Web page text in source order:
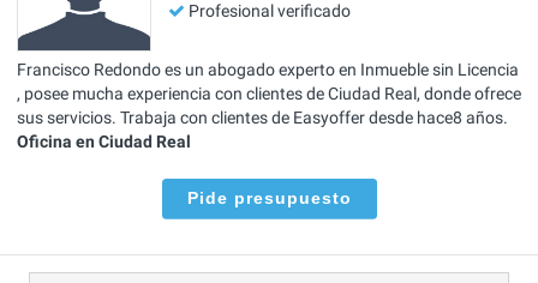
Profesional verificado
Francisco Redondo es un abogado experto en Inmueble sin Licencia
, posee mucha experiencia con clientes de Ciudad Real, donde ofrece
sus servicios. Trabaja con clientes de Easyoffer desde hace8 años.
Oficina en Ciudad Real
Pide presupuesto